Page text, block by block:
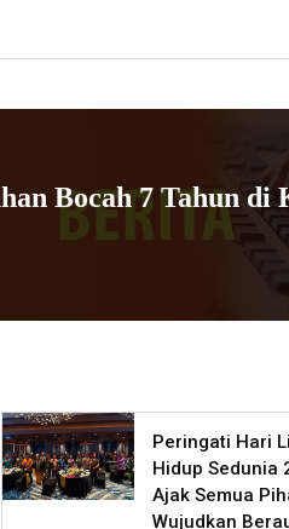
Bocah 7 Tahun di
Peringati Hari
Hidup Sedunia
Ajak Semua
Wujudkan